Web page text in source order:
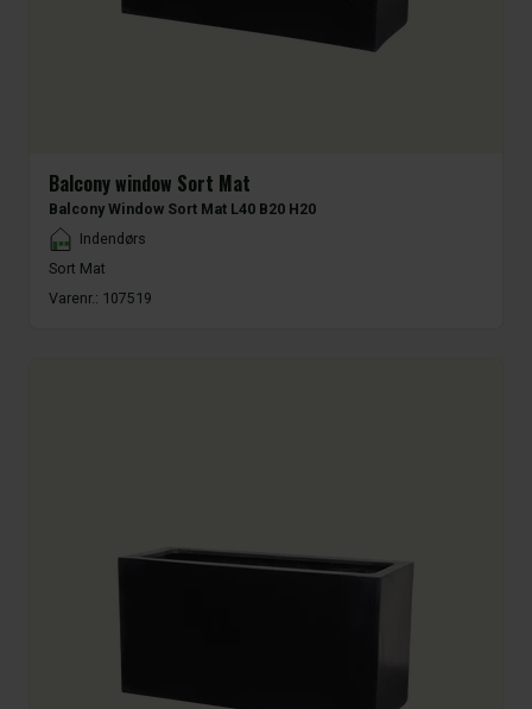
Balcony window Sort Mat
Balcony Window Sort Mat L40 B20 H20
Placement
Indendørs
Sort Mat
Varenr.: 107519